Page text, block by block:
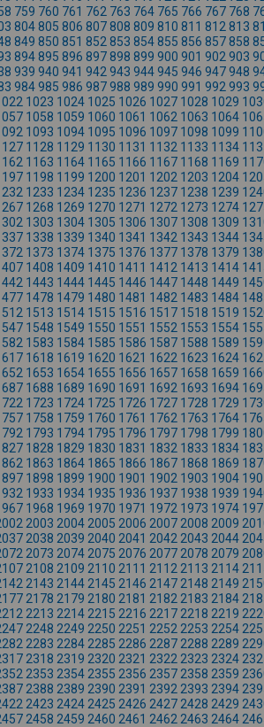
759 760 761 762 763 764 765 766 767 768
804805 806 807808 809 810 811 812 813
849 850 851 852 853 854855 856 857858
894895 896 897898 899 900 901 902 903
939 940 941 942 943 944945 946 947948
984985 986 987988 989 990 991 992 993
1023 1024 1025 1026 1027 1028 1029
1058 1059 1060 1061 1062 1063 1064
1093 1094 1095 1096 1097 1098 1099
1128 1129 1130 1131 1132 1133 1134
1163 1164 1165 1166 1167 1168 1169
1198 1199 1200 1201 1202 1203 1204
1233 1234 1235 1236 1237 1238 1239
1268 1269 1270 1271 1272 1273 1274
1303 1304 1305 1306 1307 1308 1309
1338 1339 1340 1341 1342 1343 1344
1373 1374 1375 1376 1377 1378 1379
1408 1409 1410 1411 1412 1413 1414
1443 1444 1445 1446 1447 1448 1449
1478 1479 1480 1481 1482 1483 1484
1513 1514 1515 1516 1517 1518 1519
1548 1549 1550 1551 1552 1553 1554
1583 1584 1585 1586 1587 1588 1589
1618 1619 1620 1621 1622 1623 1624
1653 1654 1655 1656 1657 1658 1659
1688 1689 1690 1691 1692 1693 1694
1723 1724 1725 1726 1727 1728 1729
1758 1759 1760 1761 1762 1763 1764
1793 1794 1795 1796 1797 1798 1799
1828 1829 1830 1831 1832 1833 1834
1863 1864 1865 1866 1867 1868 1869
1898 1899 1900 1901 1902 1903 1904
1933 1934 1935 1936 1937 1938 1939
1968 1969 1970 1971 1972 1973 1974
2003 2004 2005 2006 2007 2008 2009
2038 2039 2040 2041 2042 2043 2044
2073 2074 2075 2076 2077 2078 2079
2108 2109 2110 2111 2112 2113 2114
2143 2144 2145 2146 2147 2148 2149
2178 2179 2180 2181 2182 2183 2184
2213 2214 2215 2216 2217 2218 2219
2248 2249 2250 2251 2252 2253 2254
2283 2284 2285 2286 2287 2288 2289
2318 2319 2320 2321 2322 2323 2324
2353 2354 2355 2356 2357 2358 2359
2388 2389 2390 2391 2392 2393 2394
2423 2424 2425 2426 2427 2428 2429
2458 2459 2460 2461 2462 2463 2464